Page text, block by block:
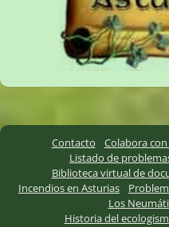
Contacto Colabora
Listado de
Biblioteca virtual de
Incendios en Asturias
Los
Historia del